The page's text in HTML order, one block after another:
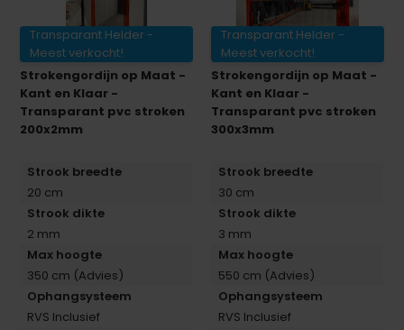
Transparant Helder -
Meest verkocht!
Strokengordijn op Maat -
Kant en Klaar -
Transparant pvc stroken
200x2mm
Strook breedte
20 cm
Strook dikte
2 mm
Max hoogte
350 cm (Advies)
Ophangsysteem
RVS Inclusief
Transparant Helder -
Meest verkocht!
Strokengordijn op Maat -
Kant en Klaar -
Transparant pvc stroken
300x3mm
Strook breedte
30 cm
Strook dikte
3 mm
Max hoogte
550 cm (Advies)
Ophangsysteem
RVS Inclusief